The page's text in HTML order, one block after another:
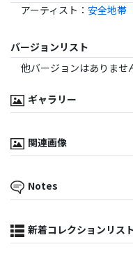
アーティスト ： 安全地帯
バージョンリスト
他バージョンはありませ
ギャラリー
関連画像
Notes
新着コレクションリス